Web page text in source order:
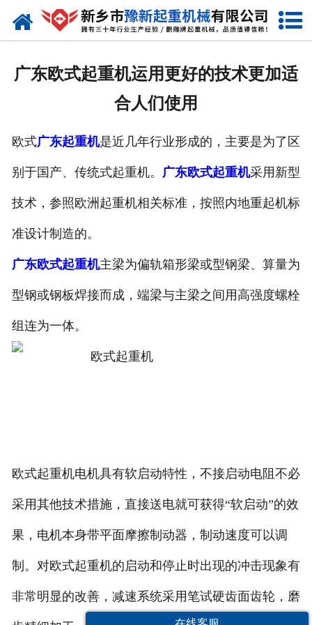
网站首页
资质荣誉
联系我们
广东欧式起重机运用更好的技术更加适
合人们使用
欧式广东起重机是近几年行业形成的，主要是为了区
别于国产、传统式起重机。 广东欧式起重机采用新型
技术，参照欧洲起重机相关标准，按照内地重起机标
准设计制造的。
广东欧式起重机主梁为偏轨箱形梁或型钢梁、算量为
型钢或钢板焊接而成，端梁与主梁之间用高强度螺栓
组连为一体。
欧式起重机电机具有软启动特性，不接启动电阻不必
采用其他技术措施，直接送电就可获得“软启动”的效
果，电机本身带平面摩擦制动器，制动速度可以调
制。对欧式起重机的启动和停止时出现的冲击现象有
非常明显的改善，减速系统采用笔试硬齿面齿轮，磨